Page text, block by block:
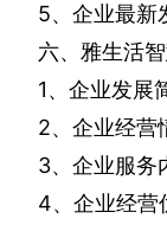
5、企业最新
六、雅生活
1、企业发展
2、企业经营
3、企业服务
4、企业经营